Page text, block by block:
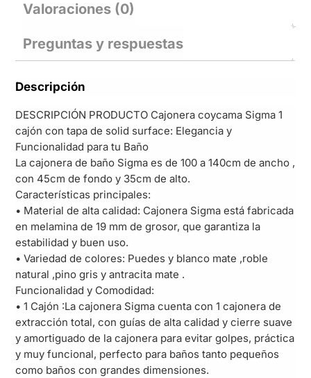
Valoraciones (0)
Preguntas y respuestas
Descripción
DESCRIPCIÓN PRODUCTO Cajonera coycama Sigma 1
cajón con tapa de solid surface: Elegancia y
Funcionalidad para tu Baño
La cajonera de baño Sigma es de 100 a 140cm de ancho ,
con 45cm de fondo y 35cm de alto.
Características principales:
• Material de alta calidad: Cajonera Sigma está fabricada
en melamina de 19 mm de grosor, que garantiza la
estabilidad y buen uso.
• Variedad de colores: Puedes y blanco mate ,roble
natural ,pino gris y antracita mate .
Funcionalidad y Comodidad:
• 1 Cajón :La cajonera Sigma cuenta con 1 cajonera de
extracción total, con guías de alta calidad y cierre suave
y amortiguado de la cajonera para evitar golpes, práctica
y muy funcional, perfecto para baños tanto pequeños
como baños con grandes dimensiones.